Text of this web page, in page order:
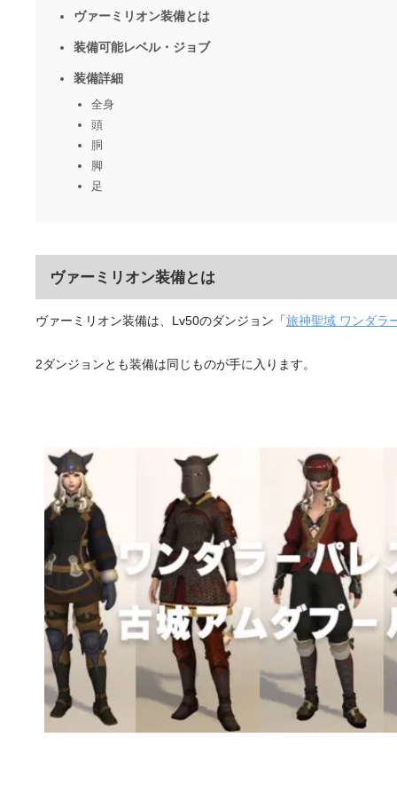
ヴァーミリオン装備とは
装備可能レベル・ジョブ
装備詳細
全身
頭
胴
脚
足
ヴァーミリオン装備とは
ヴァーミリオン装備は、Lv50のダンジョン「旅神聖域 ワンダラ
2ダンジョンとも装備は同じものが手に入ります。